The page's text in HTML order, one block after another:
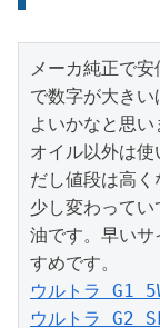
メーカ純正で
で数字が大き
よいかなと思
オイル以外は
だし値段は高
少し変わって
油です。早い
ウルトラ G1
ウルトラ G2